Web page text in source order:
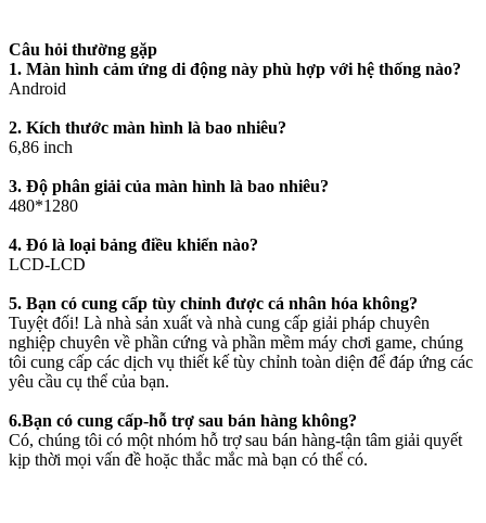
Câu hỏi thường gặp
1. Màn hình cảm ứng di động này phù hợp với hệ thống nào?
Android
2. Kích thước màn hình là bao nhiêu?
6,86 inch
3. Độ phân giải của màn hình là bao nhiêu?
480*1280
4. Đó là loại bảng điều khiển nào?
LCD-LCD
5. Bạn có cung cấp tùy chỉnh được cá nhân hóa không?
Tuyệt đối! Là nhà sản xuất và nhà cung cấp giải pháp chuyên
nghiệp chuyên về phần cứng và phần mềm máy chơi game, chúng
tôi cung cấp các dịch vụ thiết kế tùy chỉnh toàn diện để đáp ứng các
yêu cầu cụ thể của bạn.
6.Bạn có cung cấp-hỗ trợ sau bán hàng không?
Có, chúng tôi có một nhóm hỗ trợ sau bán hàng-tận tâm giải quyết
kịp thời mọi vấn đề hoặc thắc mắc mà bạn có thể có.